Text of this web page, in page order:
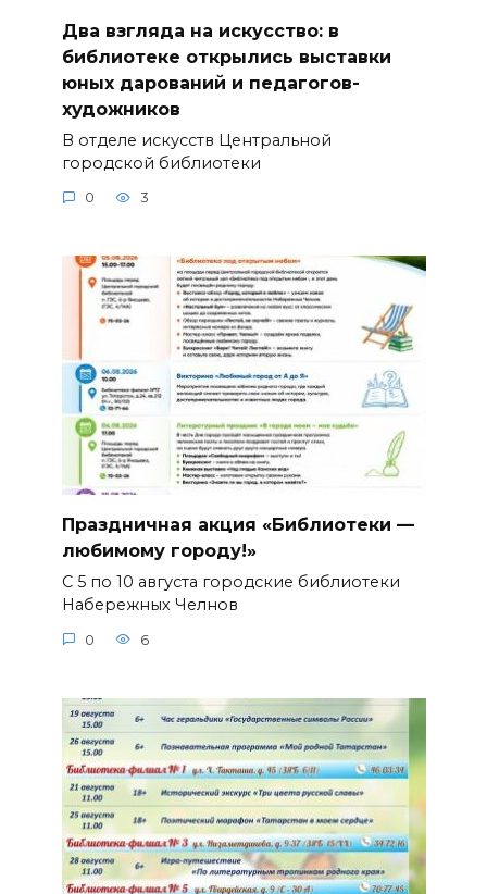
Два взгляда на искусство: в
библиотеке открылись выставки
юных дарований и педагогов-
художников
В отделе искусств Центральной
городской библиотеки
0 3
Праздничная акция «Библиотеки —
любимому городу!»
С 5 по 10 августа городские библиотеки
Набережных Челнов
0 6